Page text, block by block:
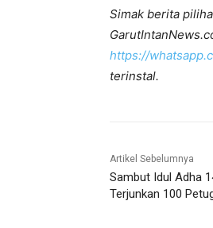
Simak berita
https://
terinstal.
Artikel Sebelumnya
Sambut Idul Adha
Terjunkan 100